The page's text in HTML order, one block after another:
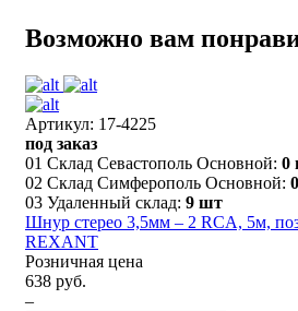
Возможно вам
Артикул: 17-4225
под заказ
01 Склад Севастополь Основной: 0
02 Склад Симферополь Основной:
03 Удаленный склад: 9 шт
Шнур стерео 3,5мм – 2 RCA, 5м,
REXANT
Розничная цена
638 руб.
–